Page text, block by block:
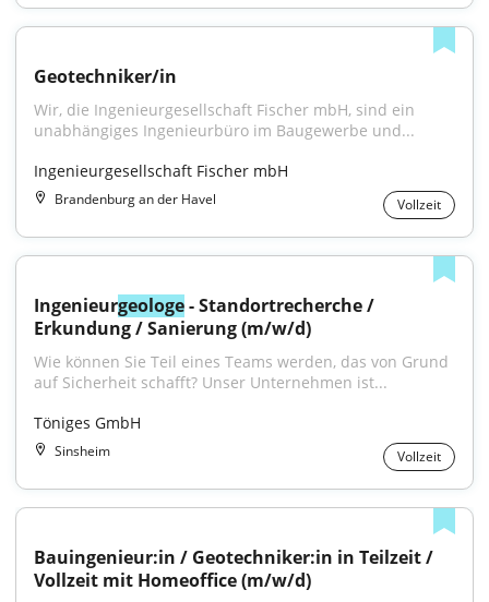
Geotechniker/in
Wir, die Ingenieurgesellschaft Fischer mbH, sind ein
unabhängiges Ingenieurbüro im Baugewerbe und...
Ingenieurgesellschaft Fischer mbH
Brandenburg an der Havel Vollzeit
Ingenieurgeologe - Standortrecherche /
Erkundung / Sanierung (m/w/d)
Wie können Sie Teil eines Teams werden, das von Grund
auf Sicherheit schafft? Unser Unternehmen ist...
Töniges GmbH
Sinsheim Vollzeit
Bauingenieur:in / Geotechniker:in in Teilzeit /
Vollzeit mit Homeoffice (m/w/d)